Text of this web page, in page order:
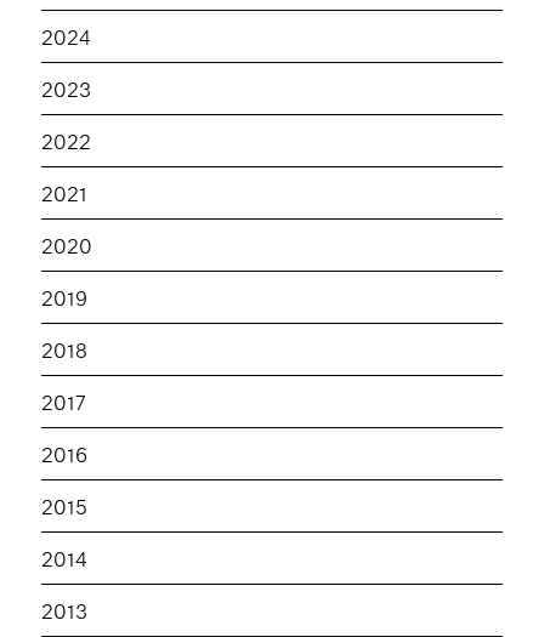
2024
2023
2022
2021
2020
2019
2018
2017
2016
2015
2014
2013